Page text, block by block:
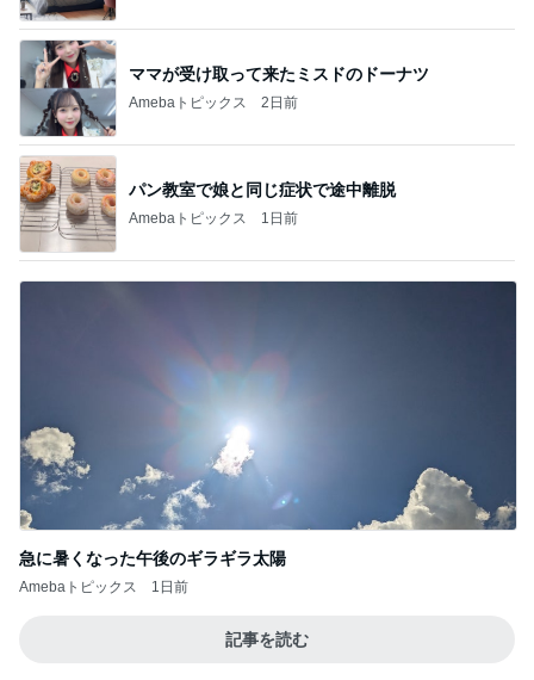
ママが受け取って来たミスドのドーナツ
Amebaトピックス 2日前
パン教室で娘と同じ症状で途中離脱
Amebaトピックス 1日前
急に暑くなった午後のギラギラ太陽
Amebaトピックス 1日前
記事を読む